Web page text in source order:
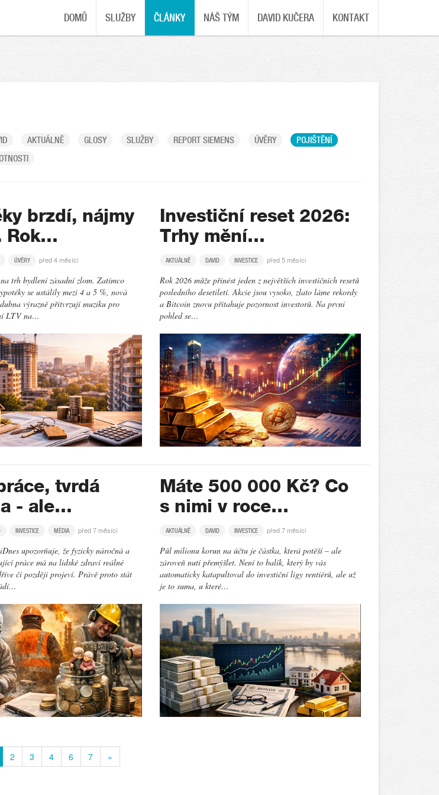
DOMŮ SLUŽBY ČLÁNKY NÁŠ TÝM DAVID KUČERA KONTAKT
AKTUÁLNĚ GLOSY SLUŽBY REPORT SIEMENS ÚVĚRY
POJIŠTĚNÍ
brzdí, nájmy
Rok…
ÚVĚRY před 4 měsíci
trh bydlení zásadní zlom. Zatímco
se ustálily mezi 4 a 5 %, nová
výrazně přitvrzují muziku pro
LTV na…
Investiční reset 2026:
Trhy mění…
AKTUÁLNĚ DAVID INVESTICE před 5 měsíci
Rok 2026 může přinést jeden z největších investičních resetů
posledního desetiletí. Akcie jsou vysoko, zlato láme rekordy
a Bitcoin znovu přitahuje pozornost investorů. Na první
pohled se…
tvrdá
- ale…
INVESTICE MÉDIA před 7 měsíci
upozorňuje, že fyzicky náročná a
práce má na lidské zdraví reálné
či později projeví. Právě proto stát
Máte 500 000 Kč? Co
s nimi v roce…
AKTUÁLNĚ DAVID INVESTICE před 7 měsíci
Půl milionu korun na účtu je částka, která potěší – ale
zároveň nutí přemýšlet. Není to balík, který by vás
automaticky katapultoval do investiční ligy rentiérů, ale už
je to suma, u které…
2 3 4 6 7 »